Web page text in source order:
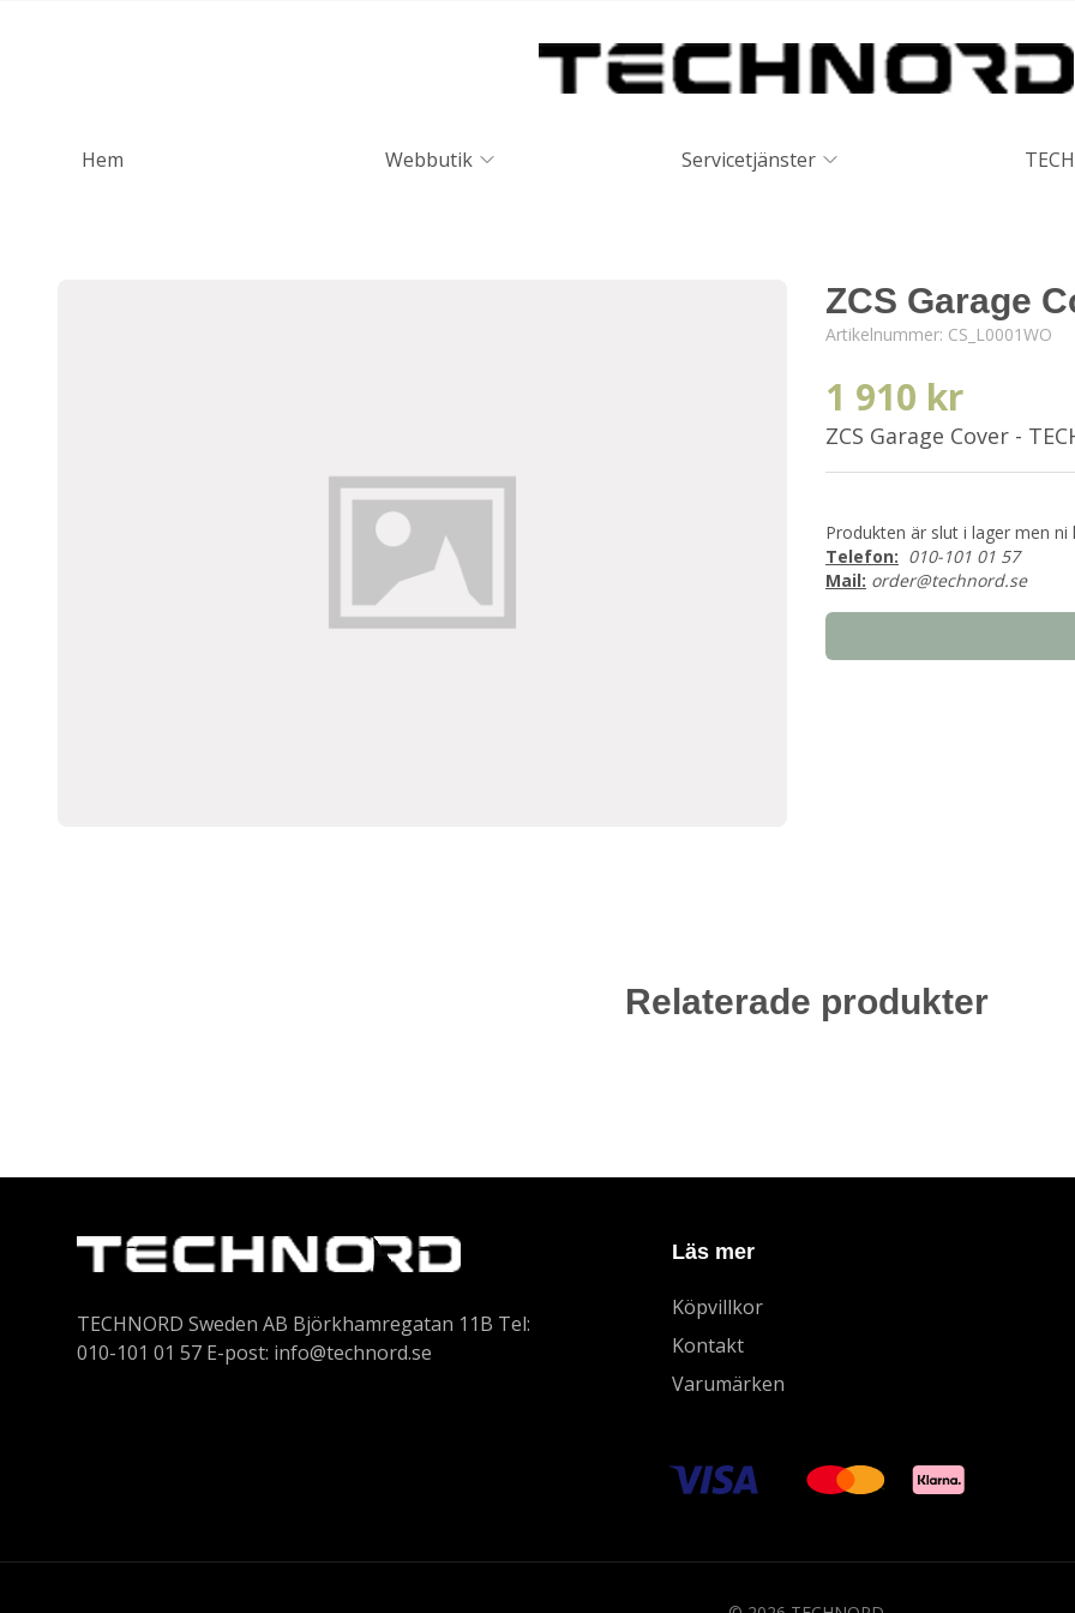
Hem Webbutik Servicetjänster
ZCS Garage
Artikelnummer: CS_L0001WO
1 910 kr
ZCS Garage Cover -
Produkten är slut i lager men
Telefon: 010-101 01 57
Mail: order@technord.se
Relaterade produkter
TECHNORD Sweden AB Björkhamregatan 11B Tel:
010-101 01 57 E-post: info@technord.se
Läs mer
Köpvillkor
Kontakt
Varumärken